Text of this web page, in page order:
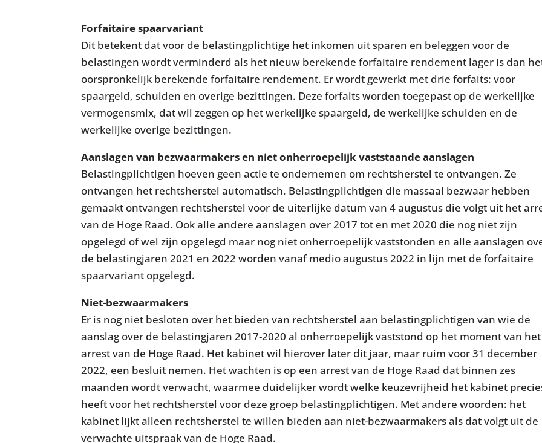
Forfaitaire spaarvariant
Dit betekent dat voor de belastingplichtige het inkomen uit sparen en beleggen voor de
belastingen wordt verminderd als het nieuw berekende forfaitaire rendement lager is dan
oorspronkelijk berekende forfaitaire rendement. Er wordt gewerkt met drie forfaits: voor
spaargeld, schulden en overige bezittingen. Deze forfaits worden toegepast op de werkelijke
vermogensmix, dat wil zeggen op het werkelijke spaargeld, de werkelijke schulden en de
werkelijke overige bezittingen.
Aanslagen van bezwaarmakers en niet onherroepelijk vaststaande aanslagen
Belastingplichtigen hoeven geen actie te ondernemen om rechtsherstel te ontvangen. Ze
ontvangen het rechtsherstel automatisch. Belastingplichtigen die massaal bezwaar hebben
gemaakt ontvangen rechtsherstel voor de uiterlijke datum van 4 augustus die volgt uit het
van de Hoge Raad. Ook alle andere aanslagen over 2017 tot en met 2020 die nog niet zijn
opgelegd of wel zijn opgelegd maar nog niet onherroepelijk vaststonden en alle aanslagen
de belastingjaren 2021 en 2022 worden vanaf medio augustus 2022 in lijn met de forfaitaire
spaarvariant opgelegd.
Niet-bezwaarmakers
Er is nog niet besloten over het bieden van rechtsherstel aan belastingplichtigen van wie de
aanslag over de belastingjaren 2017-2020 al onherroepelijk vaststond op het moment van het
arrest van de Hoge Raad. Het kabinet wil hierover later dit jaar, maar ruim voor 31 december
2022, een besluit nemen. Het wachten is op een arrest van de Hoge Raad dat binnen zes
maanden wordt verwacht, waarmee duidelijker wordt welke keuzevrijheid het kabinet
heeft voor het rechtsherstel voor deze groep belastingplichtigen. Met andere woorden: het
kabinet lijkt alleen rechtsherstel te willen bieden aan niet-bezwaarmakers als dat volgt uit de
verwachte uitspraak van de Hoge Raad.